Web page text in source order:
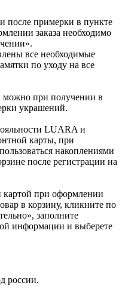
после примерки в пункте
заказа необходимо
все необходимые
по уходу на все
можно при получении в
украшений.
LUARA и
карты, при
накоплениями
после регистрации на
картой при оформлении
в корзину, кликните по
заполните
информации и выберете
россии.